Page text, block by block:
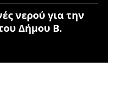
νερού για την
Δήμου Β.